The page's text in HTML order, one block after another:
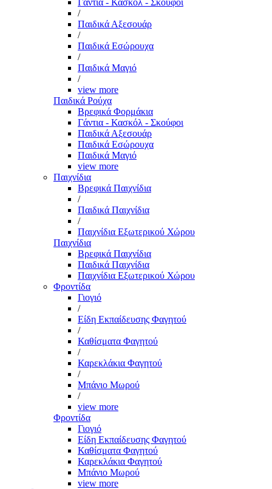
Γάντια - Κασκόλ - Σκούφοι
/
Παιδικά Αξεσουάρ
/
Παιδικά Εσώρουχα
/
Παιδικά Μαγιό
/
view more
Παιδικά Ρούχα
Βρεφικά Φορμάκια
Γάντια - Κασκόλ - Σκούφοι
Παιδικά Αξεσουάρ
Παιδικά Εσώρουχα
Παιδικά Μαγιό
view more
Παιχνίδια
Βρεφικά Παιχνίδια
/
Παιδικά Παιχνίδια
/
Παιχνίδια Εξωτερικού Χώρου
Παιχνίδια
Βρεφικά Παιχνίδια
Παιδικά Παιχνίδια
Παιχνίδια Εξωτερικού Χώρου
Φροντίδα
Γιογιό
/
Είδη Εκπαίδευσης Φαγητού
/
Καθίσματα Φαγητού
/
Καρεκλάκια Φαγητού
/
Μπάνιο Μωρού
/
view more
Φροντίδα
Γιογιό
Είδη Εκπαίδευσης Φαγητού
Καθίσματα Φαγητού
Καρεκλάκια Φαγητού
Μπάνιο Μωρού
view more